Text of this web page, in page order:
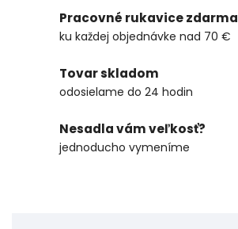
Pracovné rukavice zdarma
ku každej objednávke nad 70 €
Tovar skladom
odosielame do 24 hodin
Nesadla vám veľkosť?
jednoducho vymeníme